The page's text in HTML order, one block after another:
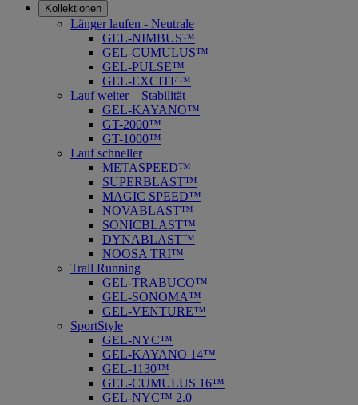
Kollektionen
Länger laufen - Neutrale
GEL-NIMBUS™
GEL-CUMULUS™
GEL-PULSE™
GEL-EXCITE™
Lauf weiter – Stabilität
GEL-KAYANO™
GT-2000™
GT-1000™
Lauf schneller
METASPEED™
SUPERBLAST™
MAGIC SPEED™
NOVABLAST™
SONICBLAST™
DYNABLAST™
NOOSA TRI™
Trail Running
GEL-TRABUCO™
GEL-SONOMA™
GEL-VENTURE™
SportStyle
GEL-NYC™
GEL-KAYANO 14™
GEL-1130™
GEL-CUMULUS 16™
GEL-NYC™ 2.0